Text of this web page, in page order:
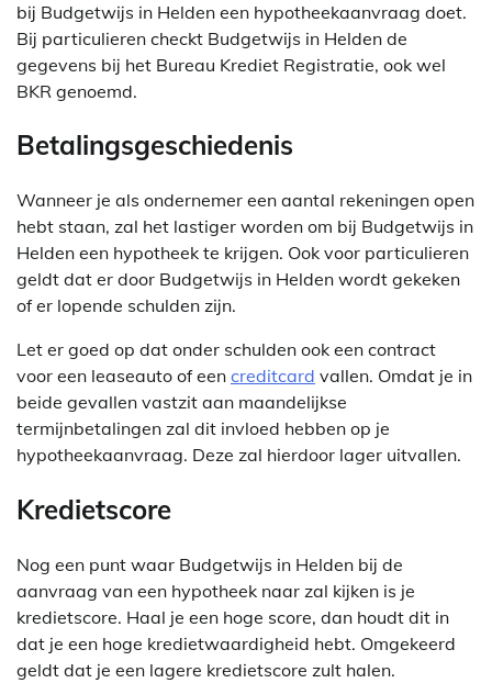
bij Budgetwijs in Helden een hypotheekaanvraag doet.
Bij particulieren checkt Budgetwijs in Helden de
gegevens bij het Bureau Krediet Registratie, ook wel
BKR genoemd.
Betalingsgeschiedenis
Wanneer je als ondernemer een aantal rekeningen open
hebt staan, zal het lastiger worden om bij Budgetwijs in
Helden een hypotheek te krijgen. Ook voor particulieren
geldt dat er door Budgetwijs in Helden wordt gekeken
of er lopende schulden zijn.
Let er goed op dat onder schulden ook een contract
voor een leaseauto of een creditcard vallen. Omdat je in
beide gevallen vastzit aan maandelijkse
termijnbetalingen zal dit invloed hebben op je
hypotheekaanvraag. Deze zal hierdoor lager uitvallen.
Kredietscore
Nog een punt waar Budgetwijs in Helden bij de
aanvraag van een hypotheek naar zal kijken is je
kredietscore. Haal je een hoge score, dan houdt dit in
dat je een hoge kredietwaardigheid hebt. Omgekeerd
geldt dat je een lagere kredietscore zult halen.